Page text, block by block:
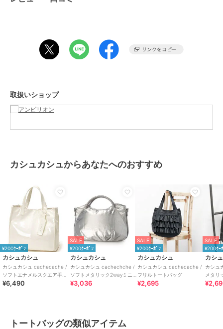
長財布(10cm×20cm)：○
500mlボトル：○
カシュカシュとはフランス語で「かくれんぼ」。
ガーリッシュとちょっと背伸びをした大人っぽさをミックスしたデイ
■商品のお気に入り登録をお願いします
再入荷やラスト1点のお知らせ、セール情報などのお知らせを受け取
ることができます
■下記の品番をお申しつけ下さい。
品番：01-00-79511
バッグ バック かばん トートバッグ ワンマイル メタリック カジュア
ル レディース カシュカシュ cache cache cachecache 010079511
[型番:01-00-79511]
この商品は無料ギフトサービスの対象商品です
ブランド カシュカシュ
取扱いショップ
カシュカシュからあなたへのおすすめ
¥200ｸｰﾎﾟﾝ
カシュカシュ
カシュカシュ cachecache /
ソフトエナメルスクエア手提
げトートS
¥6,490
SALE
¥200ｸｰﾎﾟﾝ
カシュカシュ
カシュカシュ cachechche /
ソフトメタリック2wayミニト
ート
¥3,036
SALE
¥200ｸｰﾎﾟﾝ
カシュカシュ
カシュカシュ cachecache /
フリルトートバッグ
¥2,695
SALE
¥200ｸｰ
カシ
カシュ
メタリ
ッタブ
トートバッグの類似アイテム